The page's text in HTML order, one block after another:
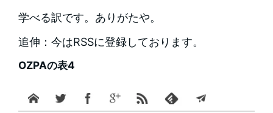
学べる訳です。ありがたや。
追伸：今はRSSに登録しております。
OZPAの表4